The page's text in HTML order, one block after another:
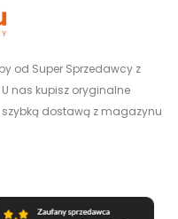
od Super Sprzedawcy z
nas kupisz oryginalne
dostawą z magazynu